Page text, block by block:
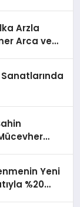
Arzla
Arca ve
Sanatlarında
Yeni
%20